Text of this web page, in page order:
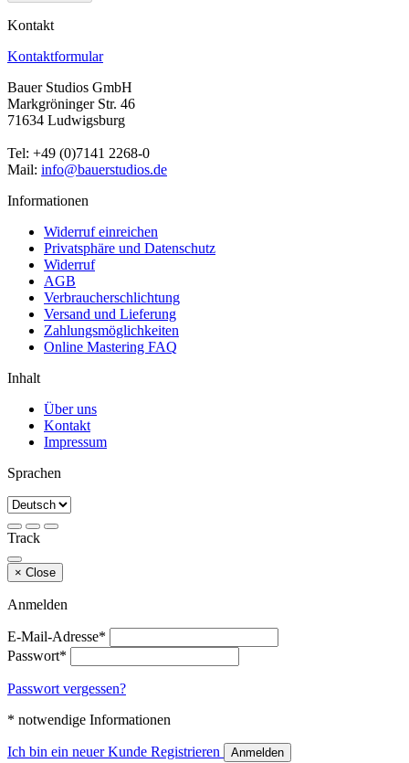
Kontakt
Kontaktformular
Bauer Studios GmbH
Markgröninger Str. 46
71634 Ludwigsburg
Tel: +49 (0)7141 2268-0
Mail: info@bauerstudios.de
Informationen
Widerruf einreichen
Privatsphäre und Datenschutz
Widerruf
AGB
Verbraucherschlichtung
Versand und Lieferung
Zahlungsmöglichkeiten
Online Mastering FAQ
Inhalt
Über uns
Kontakt
Impressum
Sprachen
Track
× Close
Anmelden
E-Mail-Adresse*
Passwort*
Passwort vergessen?
* notwendige Informationen
Ich bin ein neuer Kunde Registrieren Anmelden